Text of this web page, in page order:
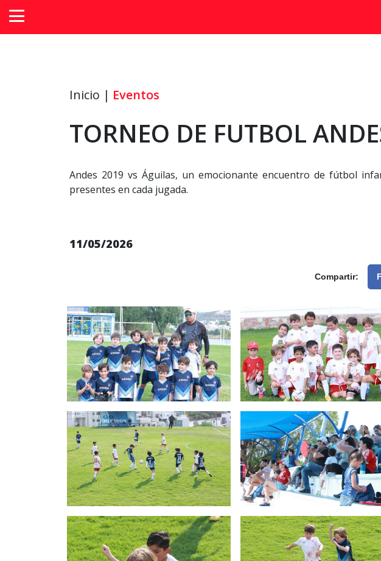
Inicio | Eventos
TORNEO DE FUTBOL
Andes 2019 vs Águilas, un emocionante encuentro de fútbol
presentes en cada jugada.
11/05/2026
Compartir: